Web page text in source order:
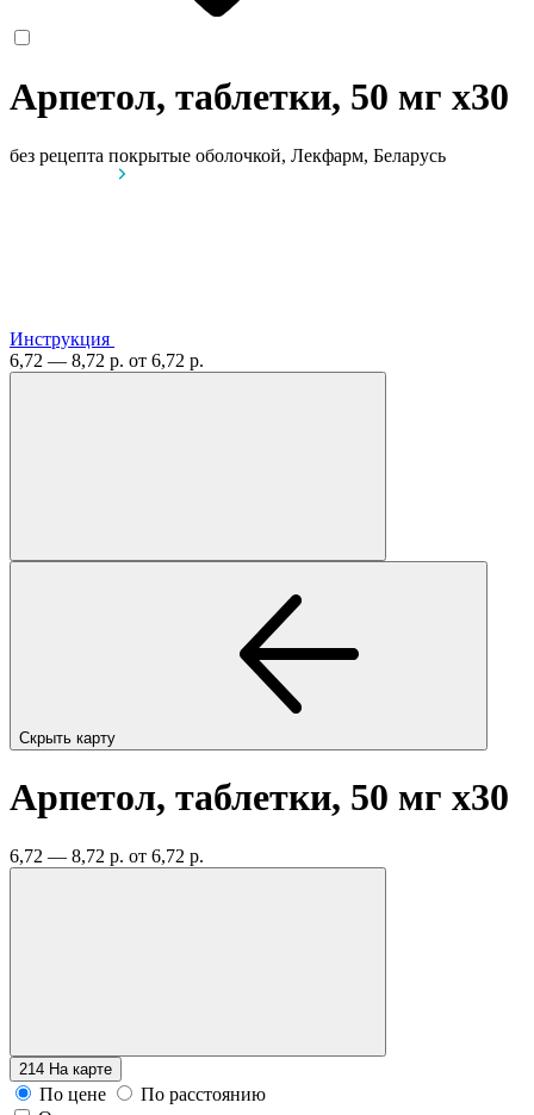
Арпетол, таблетки, 50 мг x30
без рецепта покрытые оболочкой, Лекфарм, Беларусь
Инструкция
6,72 — 8,72 р. от 6,72 р.
Скрыть карту
Арпетол, таблетки, 50 мг x30
6,72 — 8,72 р. от 6,72 р.
214 На карте
По цене
По расстоянию